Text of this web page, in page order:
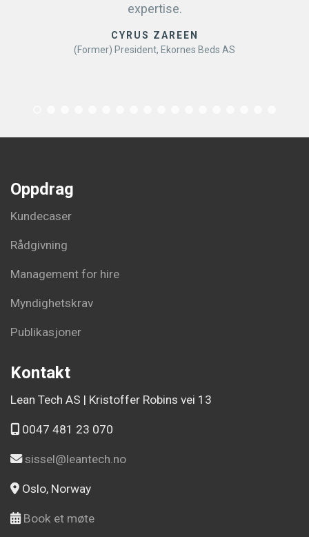
expertise.
CYRUS ZAREEN
(Former) President, Ekornes Beds AS
Oppdrag
Kundecaser
Rådgivning
Management for hire
Myndighetskrav
Publikasjoner
Kontakt
Lean Tech AS | Kristoffer Robins vei 13
0047 481 23 070
sissel@leantech.no
Oslo, Norway
Book et møte